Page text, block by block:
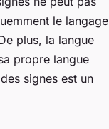
le langage
plus, la langue
propre langue
signes est un